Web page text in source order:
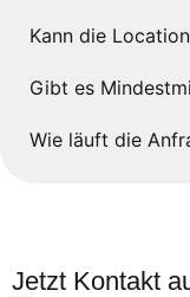
Kann die
Gibt es
Wie läuft die
Jetzt Kontakt